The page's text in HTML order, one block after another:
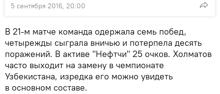
5 сентября 2016, 20:00
В 21-м матче команда одержала семь побед,
четырежды сыграла вничью и потерпела десять
поражений. В активе "Нефтчи" 25 очков. Холматов
часто выходит на замену в чемпионате
Узбекистана, изредка его можно увидеть
в основном составе.